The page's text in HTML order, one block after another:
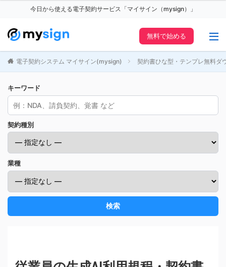
今日から使える電子契約サービス「マイサイン（mysign）」
無料で始める
電子契約システム マイサイン(mysign) 契約書ひな型・テンプレ無料ダ
キーワード
契約種別
業種
検索